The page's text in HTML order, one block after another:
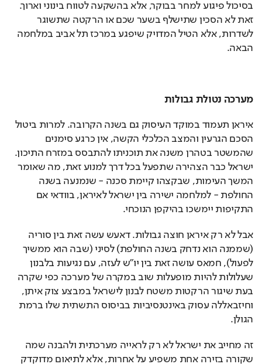
בסיכול פיגוע למחר בבוקר, אלא בהשקעה לטווח בינוני וארוך.
זאת לא הסכין שתישלף בשער שכם או הרקטה שתשוגר
לשדרות, אלא הטיל המדויק שיפגע במרכז תל אביב במלחמה
הבאה.
מערכה נטולת גבולות
איראן תעמוד במוקד העיסוק גם בשנה הקרובה. למרות ביטול
הסכם הגרעין והמצב הכלכלי הקשה, אין כרגע סימנים
שהמשטר בטהרן משנה את תוכניתו להתבסס במזרח התיכון.
ישראל כבר הצהירה שתפעל בכל דרך למנוע זאת, מה שאומר
המשך העימות, שבקצהו קיימת סכנה - שנמנעה בשנה
החולפת - למלחמה ישירה בין ישראל לאיראן, בוודאי אם
התקיפות יימשכו בהיקפן הנוכחי.
אבל לא רק איראן חוצה גבולות. דאעש עשה זאת בין סוריה
(שממנה הוא נדחק בשנה החולפת) לסיני (שבה הוא ממשיך
לפעול), חמאס עושה זאת בין יו"ש לעזה, עם נגיעות בלבנון
שעלולות להיות מופעלות שוב במקרה של מערכה כפי שקרה
בעת שיגור הרקטות משטח לבנון לישראל במבצע צוק איתן,
וחיזבאללה עסוק באינטנסיביות בביסוס התשתית שלו ברמת
הגולן.
זה מחייב את ישראל לא רק לראייה מערכתית ולהבנה שמה
שקורה בזירה אחת משפיע על אחרות, אלא לתיאום מדוקדק